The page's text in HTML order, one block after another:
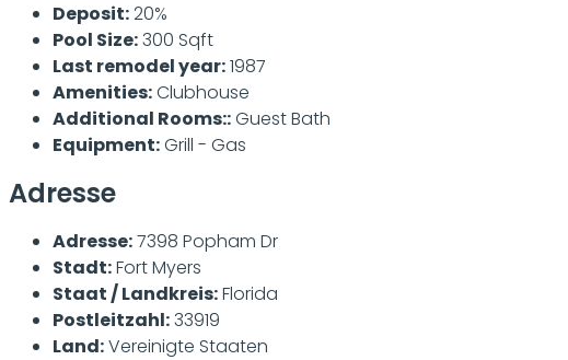
Deposit:20%
Pool Size:300 Sqft
Last remodel year:1987
Amenities:Clubhouse
Additional Rooms::Guest Bath
Equipment:Grill - Gas
Adresse
Adresse:7398 Popham Dr
Stadt:Fort Myers
Staat / Landkreis:Florida
Postleitzahl:33919
Land:Vereinigte Staaten